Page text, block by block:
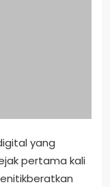
yang
pertama kali